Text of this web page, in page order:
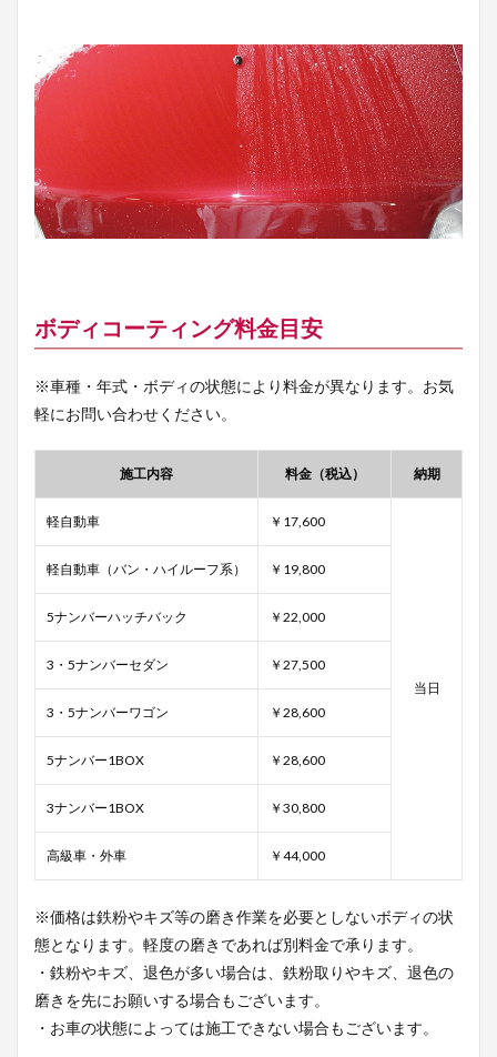
ボディコーティング料金目安
※車種・年式・ボディの状態により料金が異なります。お気
軽にお問い合わせください。
施工内容 料金（税込） 納期
軽自動車 ￥17,600
当日
軽自動車（バン・ハイルーフ系） ￥19,800
5ナンバーハッチバック ￥22,000
3・5ナンバーセダン ￥27,500
3・5ナンバーワゴン ￥28,600
5ナンバー1BOX ￥28,600
3ナンバー1BOX ￥30,800
高級車・外車 ￥44,000
※価格は鉄粉やキズ等の磨き作業を必要としないボディの状
態となります。軽度の磨きであれば別料金で承ります。
・鉄粉やキズ、退色が多い場合は、鉄粉取りやキズ、退色の
磨きを先にお願いする場合もございます。
・お車の状態によっては施工できない場合もございます。